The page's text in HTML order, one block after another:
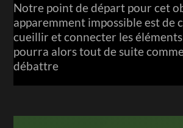
Notre point de départ pour cet
apparemment impossible est de
cueillir et connecter les éléments
pourra alors tout de suite
débattre